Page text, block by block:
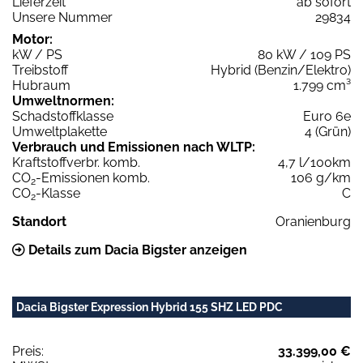
Unsere Nummer
29834
Motor:
kW / PS
80 kW / 109 PS
Treibstoff
Hybrid (Benzin/Elektro)
Hubraum
1.799 cm³
Umweltnormen:
Schadstoffklasse
Euro 6e
Umweltplakette
4 (Grün)
Verbrauch und Emissionen nach WLTP:
Kraftstoffverbr. komb.
4,7 l/100km
CO2-Emissionen komb.
106 g/km
CO2-Klasse
C
Standort
Oranienburg
Details zum Dacia Bigster anzeigen
Dacia Bigster Expression Hybrid 155 SHZ LED PDC
Preis:
33.399,00 €